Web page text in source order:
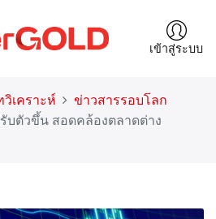
เข้าสู่ระบบ
เคราะห์
ข่าวสารรอบโลก
บตัวขึ้น สอดคล้องตลาดต่าง